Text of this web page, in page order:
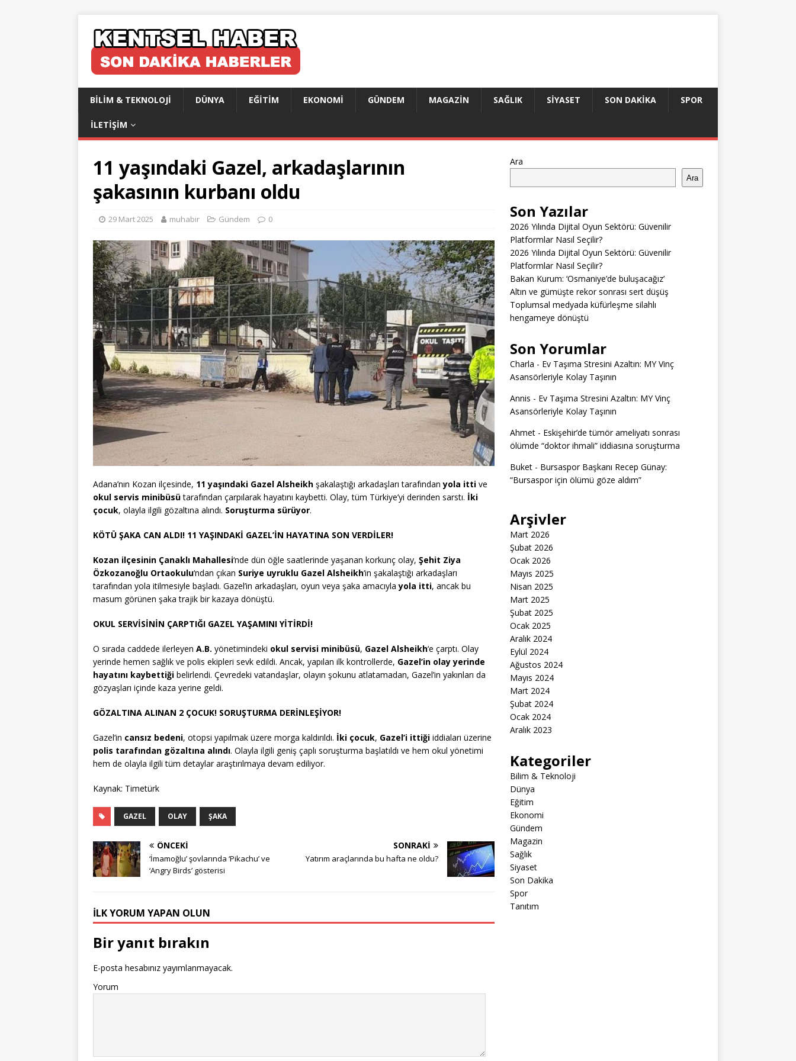
BILIM & TEKNOLOJI DÜNYA EĞITIM EKONOMI GÜNDEM MAGAZIN SAĞLIK SIYASET SON DAKIKA SPOR
İLETIŞIM
11 yaşındaki Gazel, arkadaşlarının
şakasının kurbanı oldu
29 Mart 2025 muhabir Gündem 0
Adana’nın Kozan ilçesinde, 11 yaşındaki Gazel Alsheikh şakalaştığı arkadaşları tarafındanyola itti ve
okul servis minibüsütarafından çarpılarak hayatını kaybetti. Olay, tüm Türkiye’yi derinden sarstı. İki
çocuk, olayla ilgili gözaltına alındı. Soruşturma sürüyor.
KÖTÜ ŞAKA CAN ALDI! 11 YAŞINDAKİ GAZEL’İN HAYATINA SON VERDİLER!
Kozan ilçesinin Çanaklı Mahallesi‘nde dün öğle saatlerinde yaşanan korkunç olay, Şehit Ziya
Özkozanoğlu Ortaokulu‘ndan çıkan Suriye uyruklu Gazel Alsheikh‘in şakalaştığı arkadaşları
tarafından yola itilmesiyle başladı. Gazel’in arkadaşları, oyun veya şaka amacıylayola itti, ancak bu
masum görünen şaka trajik bir kazaya dönüştü.
OKUL SERVİSİNİN ÇARPTIĞI GAZEL YAŞAMINI YİTİRDİ!
O sırada caddede ilerleyen A.B. yönetimindeki okul servisi minibüsü, Gazel Alsheikh‘e çarptı. Olay
yerinde hemen sağlık ve polis ekipleri sevk edildi. Ancak, yapılan ilk kontrollerde, Gazel’in olay yerinde
hayatını kaybettiği belirlendi. Çevredeki vatandaşlar, olayın şokunu atlatamadan, Gazel’in yakınları da
gözyaşları içinde kaza yerine geldi.
GÖZALTINA ALINAN 2 ÇOCUK! SORUŞTURMA DERİNLEŞİYOR!
Gazel’in cansız bedeni, otopsi yapılmak üzere morga kaldırıldı. İki çocuk, Gazel’i ittiği iddiaları üzerine
polis tarafından gözaltına alındı. Olayla ilgili geniş çaplı soruşturma başlatıldı ve hem okul yönetimi
hem de olayla ilgili tüm detaylar araştırılmaya devam ediliyor.
Kaynak: Timetürk
GAZEL OLAY ŞAKA
ÖNCEKI
‘İmamoğlu’ şovlarında ‘Pikachu’ ve
‘Angry Birds’ gösterisi
SONRAKI
Yatırım araçlarında bu hafta ne oldu?
İLK YORUM YAPAN OLUN
Bir yanıt bırakın
E-posta hesabınız yayımlanmayacak.
Yorum
Ara
Ara
Son Yazılar
2026 Yılında Dijital Oyun Sektörü: Güvenilir
Platformlar Nasıl Seçilir?
2026 Yılında Dijital Oyun Sektörü: Güvenilir
Platformlar Nasıl Seçilir?
Bakan Kurum: ‘Osmaniye’de buluşacağız’
Altın ve gümüşte rekor sonrası sert düşüş
Toplumsal medyada küfürleşme silahlı
hengameye dönüştü
Son Yorumlar
Charla - Ev Taşıma Stresini Azaltın: MY Vinç
Asansörleriyle Kolay Taşının
Annis - Ev Taşıma Stresini Azaltın: MY Vinç
Asansörleriyle Kolay Taşının
Ahmet- Eskişehir’de tümör ameliyatı sonrası
ölümde “doktor ihmali” iddiasına soruşturma
Buket- Bursaspor Başkanı Recep Günay:
“Bursaspor için ölümü göze aldım”
Arşivler
Mart 2026
Şubat 2026
Ocak 2026
Mayıs 2025
Nisan 2025
Mart 2025
Şubat 2025
Ocak 2025
Aralık 2024
Eylül 2024
Ağustos 2024
Mayıs 2024
Mart 2024
Şubat 2024
Ocak 2024
Aralık 2023
Kategoriler
Bilim & Teknoloji
Dünya
Eğitim
Ekonomi
Gündem
Magazin
Sağlık
Siyaset
Son Dakika
Spor
Tanıtım